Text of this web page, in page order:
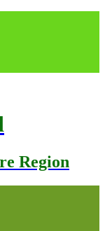
Region